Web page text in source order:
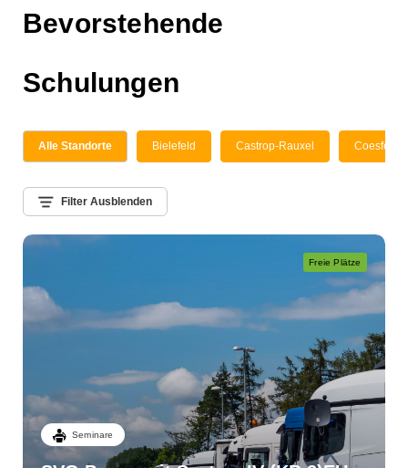
Bevorstehende
Schulungen
Alle Standorte Bielefeld Castrop-Rauxel Coesfeld
Filter Ausblenden
Freie Plätze
Seminare